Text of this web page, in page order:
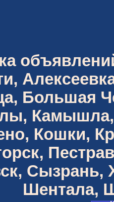
Большая
Камышла,
Кошки,
Шентала,